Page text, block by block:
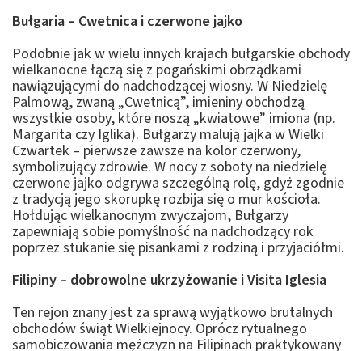
Bułgaria – Cwetnica i czerwone jajko
Podobnie jak w wielu innych krajach bułgarskie obchody
wielkanocne łączą się z pogańskimi obrządkami
nawiązującymi do nadchodzącej wiosny. W Niedzielę
Palmową, zwaną „Cwetnicą”, imieniny obchodzą
wszystkie osoby, które noszą „kwiatowe” imiona (np.
Margarita czy Iglika). Bułgarzy malują jajka w Wielki
Czwartek – pierwsze zawsze na kolor czerwony,
symbolizujący zdrowie. W nocy z soboty na niedzielę
czerwone jajko odgrywa szczególną rolę, gdyż zgodnie
z tradycją jego skorupkę rozbija się o mur kościoła.
Hołdując wielkanocnym zwyczajom, Bułgarzy
zapewniają sobie pomyślność na nadchodzący rok
poprzez stukanie się pisankami z rodziną i przyjaciółmi.
Filipiny – dobrowolne ukrzyżowanie i Visita Iglesia
Ten rejon znany jest za sprawą wyjątkowo brutalnych
obchodów świąt Wielkiejnocy. Oprócz rytualnego
samobiczowania mężczyzn na Filipinach praktykowany